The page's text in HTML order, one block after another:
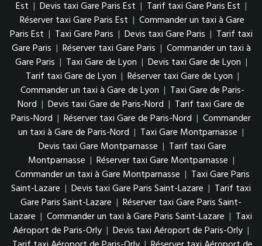
Est | Devis taxi Gare Paris Est | Tarif taxi Gare Paris Est |
Réserver taxi Gare Paris Est | Commander un taxi à Gare
Paris Est | Taxi Gare Paris | Devis taxi Gare Paris | Tarif taxi
Gare Paris | Réserver taxi Gare Paris | Commander un taxi à
Gare Paris | Taxi Gare de Lyon | Devis taxi Gare de Lyon |
Tarif taxi Gare de Lyon | Réserver taxi Gare de Lyon |
Commander un taxi à Gare de Lyon | Taxi Gare de Paris-
Nord | Devis taxi Gare de Paris-Nord | Tarif taxi Gare de
Paris-Nord | Réserver taxi Gare de Paris-Nord | Commander
un taxi à Gare de Paris-Nord | Taxi Gare Montparnasse |
Devis taxi Gare Montparnasse | Tarif taxi Gare
Montparnasse | Réserver taxi Gare Montparnasse |
Commander un taxi à Gare Montparnasse | Taxi Gare Paris
Saint-Lazare | Devis taxi Gare Paris Saint-Lazare | Tarif taxi
Gare Paris Saint-Lazare | Réserver taxi Gare Paris Saint-
Lazare | Commander un taxi à Gare Paris Saint-Lazare | Taxi
Aéroport de Paris-Orly | Devis taxi Aéroport de Paris-Orly |